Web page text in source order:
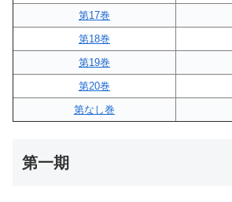
第17巻
第18巻
第19巻
第20巻
第なし巻
第一期